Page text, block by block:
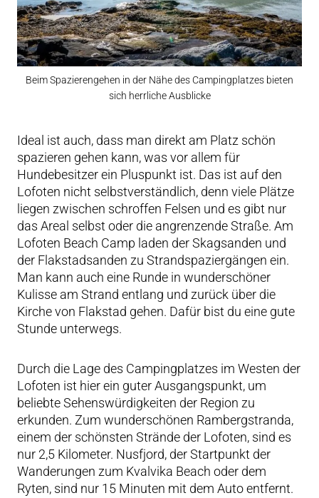
Beim Spazierengehen in der Nähe des Campingplatzes bieten
sich herrliche Ausblicke
Ideal ist auch, dass man direkt am Platz schön
spazieren gehen kann, was vor allem für
Hundebesitzer ein Pluspunkt ist. Das ist auf den
Lofoten nicht selbstverständlich, denn viele Plätze
liegen zwischen schroffen Felsen und es gibt nur
das Areal selbst oder die angrenzende Straße. Am
Lofoten Beach Camp laden der Skagsanden und
der Flakstadsanden zu Strandspaziergängen ein.
Man kann auch eine Runde in wunderschöner
Kulisse am Strand entlang und zurück über die
Kirche von Flakstad gehen. Dafür bist du eine gute
Stunde unterwegs.
Durch die Lage des Campingplatzes im Westen der
Lofoten ist hier ein guter Ausgangspunkt, um
beliebte Sehenswürdigkeiten der Region zu
erkunden. Zum wunderschönen Rambergstranda,
einem der schönsten Strände der Lofoten, sind es
nur 2,5 Kilometer. Nusfjord, der Startpunkt der
Wanderungen zum Kvalvika Beach oder dem
Ryten, sind nur 15 Minuten mit dem Auto entfernt.